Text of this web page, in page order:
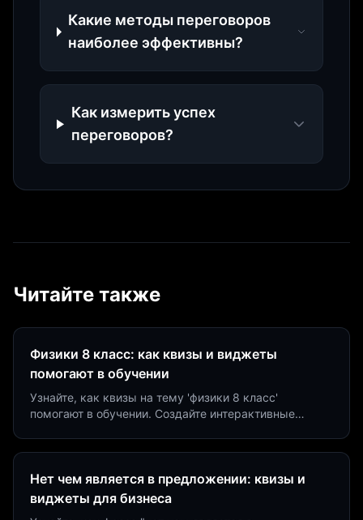
Какие методы переговоров
наиболее эффективны?
Как измерить успех
переговоров?
Читайте также
Физики 8 класс: как квизы и виджеты
помогают в обучении
Узнайте, как квизы на тему 'физики 8 класс'
помогают в обучении. Создайте интерактивные
Нет чем является в предложении: квизы и
виджеты для бизнеса